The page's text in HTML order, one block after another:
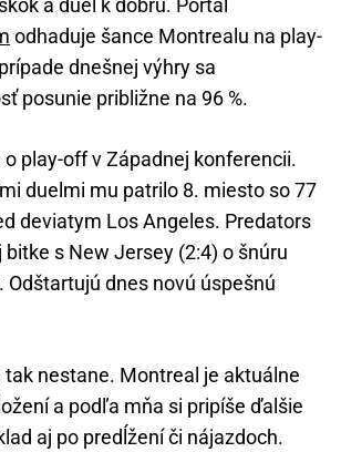
odhaduje šance Montrealu na play-
dnešnej výhry sa
posunie približne na 96 %.
play-off v Západnej konferencii.
duelmi mu patrilo 8. miesto so 77
deviatym Los Angeles. Predators
s New Jersey (2:4) o šnúru
Odštartujú dnes novú úspešnú
tak nestane. Montreal je aktuálne
a podľa mňa si pripíše ďalšie
aj po predĺžení či nájazdoch.